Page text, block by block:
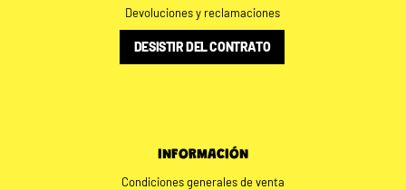
Devoluciones y reclamaciones
DESISTIR DEL CONTRATO
INFORMACIÓN
Condiciones generales de venta